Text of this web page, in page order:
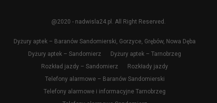
@2020 - nadwisla24.pl. All Right Reserved.
Dyżury aptek – Baranów Sandomierski, Gorzyce, Grębów, Nowa Dęba
Dyżury aptek – Sandomierz
Dyżury aptek – Tarnobrzeg
Rozkład jazdy – Sandomierz
Rozkłady jazdy
Telefony alarmowe – Baranów Sandomierski
Telefony alarmowe i informacyjne Tarnobrzeg